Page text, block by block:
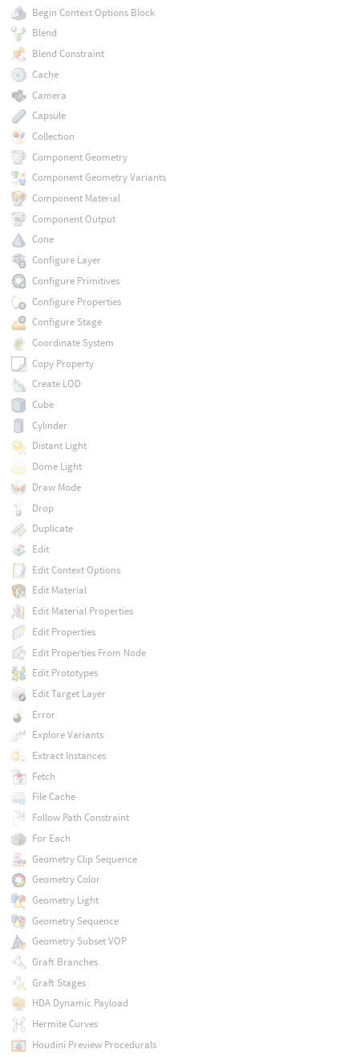
Begin Context Options Block
Blend
Blend Constraint
Cache
Camera
Capsule
Collection
Component Geometry
Component Geometry Variants
Component Material
Component Output
Cone
Configure Layer
Configure Primitives
Configure Properties
Configure Stage
Coordinate System
Copy Property
Create LOD
Cube
Cylinder
Distant Light
Dome Light
Draw Mode
Drop
Duplicate
Edit
Edit Context Options
Edit Material
Edit Material Properties
Edit Properties
Edit Properties From Node
Edit Prototypes
Edit Target Layer
Error
Explore Variants
Extract Instances
Fetch
File Cache
Follow Path Constraint
For Each
Geometry Clip Sequence
Geometry Color
Geometry Light
Geometry Sequence
Geometry Subset VOP
Graft Branches
Graft Stages
HDA Dynamic Payload
Hermite Curves
Houdini Preview Procedurals